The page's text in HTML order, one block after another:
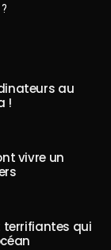
au
!
vivre un
terrifiantes qui